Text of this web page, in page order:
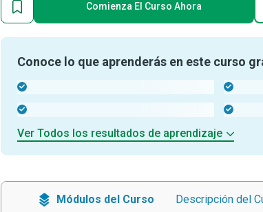
Comienza El Curso Ahora
Conoce lo que aprenderás en este curso
Ver Todos los resultados de aprendizaje
Módulos del Curso Descripción del